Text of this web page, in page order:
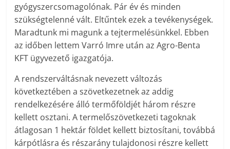
gyógyszercsomagolónak. Pár év és minden
szükségtelenné vált. Eltűntek ezek a tevékenységek.
Maradtunk mi magunk a tejtermelésünkkel. Ebben
az időben lettem Varró Imre után az Agro-Benta
KFT ügyvezető igazgatója.
A rendszerváltásnak nevezett változás
következtében a szövetkezetnek az addig
rendelkezésére álló termőföldjét három részre
kellett osztani. A termelőszövetkezeti tagoknak
átlagosan 1 hektár földet kellett biztosítani, továbbá
kárpótlásra és részarány tulajdonosi részre kellett